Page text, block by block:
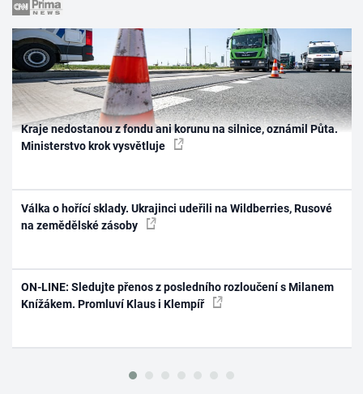
Kraje nedostanou z fondu ani korunu na silnice, oznámil Půta.
Ministerstvo krok vysvětluje
Válka o hořící sklady. Ukrajinci udeřili na Wildberries, Rusové
na zemědělské zásoby
ON-LINE: Sledujte přenos z posledního rozloučení s Milanem
Knížákem. Promluví Klaus i Klempíř